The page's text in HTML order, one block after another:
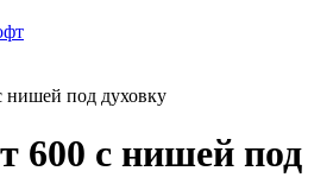
нишей под духовку
600 с нишей под